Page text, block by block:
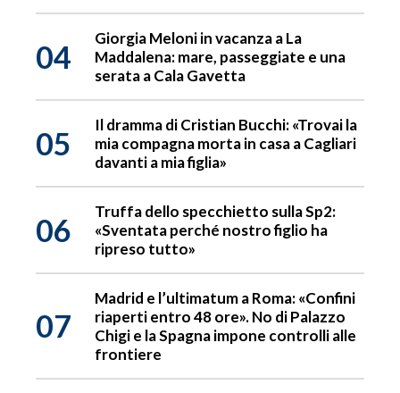
04
Giorgia Meloni in vacanza a La
Maddalena: mare, passeggiate e una
serata a Cala Gavetta
05
Il dramma di Cristian Bucchi: «Trovai la
mia compagna morta in casa a Cagliari
davanti a mia figlia»
06
Truffa dello specchietto sulla Sp2:
«Sventata perché nostro figlio ha
ripreso tutto»
07
Madrid e l’ultimatum a Roma: «Confini
riaperti entro 48 ore». No di Palazzo
Chigi e la Spagna impone controlli alle
frontiere